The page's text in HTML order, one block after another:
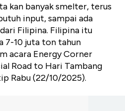
kan banyak smelter, terus
input, sampai ada
Filipina. Filipina itu
7-10 juta ton tahun
acara Energy Corner
Road to Hari Tambang
Rabu (22/10/2025).